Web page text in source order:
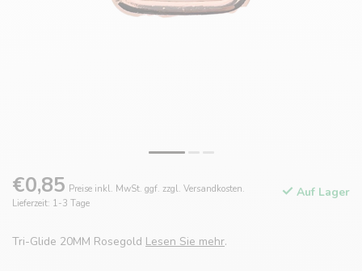
€0,85 Preise inkl. MwSt. ggf. zzgl. Versandkosten.
Lieferzeit: 1-3 Tage
Auf Lager
Tri-Glide 20MM Rosegold Lesen Sie mehr.